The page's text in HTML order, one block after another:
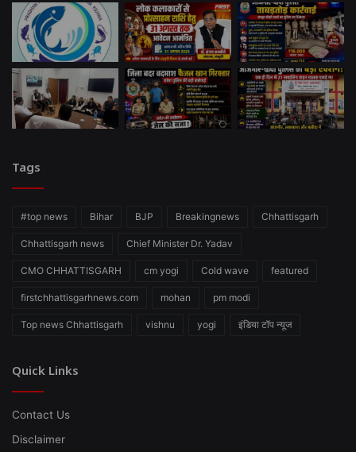
Tags
#top news Bihar BJP Breakingnews Chhattisgarh
Chhattisgarh news Chief Minister Dr. Yadav
CMO CHHATTISGARH cm yogi Cold wave featured
firstchhattisgarhnews.com mohan pm modi
Top news Chhattisgarh vishnu yogi इंडिया टॉप न्यूज
Quick Links
Contact Us
Disclaimer